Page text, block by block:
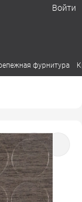
Войти
фурнитура